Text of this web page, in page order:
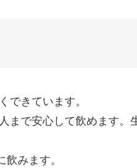
できています。
まで安心して飲めます。
みます。